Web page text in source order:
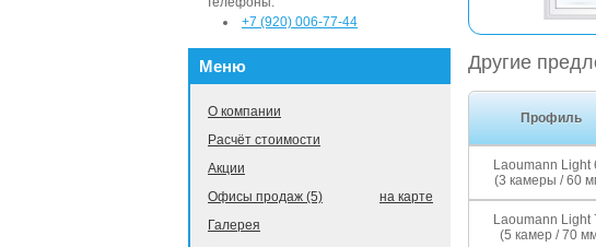
Другие
Профиль
Laoumann Light
(3 камеры / 60
Laoumann Light
(5 камер / 70
+7 (920) 006-77-44
Меню
О компании
Расчёт стоимости
Акции
на карте
Офисы продаж (5)
Галерея